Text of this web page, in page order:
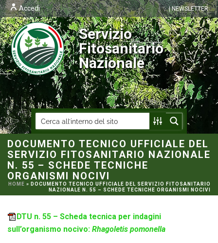
| NEWSLETTER
Accedi
Servizio
Fitosanitario
Nazionale
DOCUMENTO TECNICO UFFICIALE DEL
SERVIZIO FITOSANITARIO NAZIONALE
N. 55 – SCHEDE TECNICHE
ORGANISMI NOCIVI
HOME » DOCUMENTO TECNICO UFFICIALE DEL SERVIZIO FITOSANITARIO
NAZIONALE N. 55 – SCHEDE TECNICHE ORGANISMI NOCIVI
DTU n. 55 – Scheda tecnica per indagini
sull’organismo nocivo: Rhagoletis pomonella